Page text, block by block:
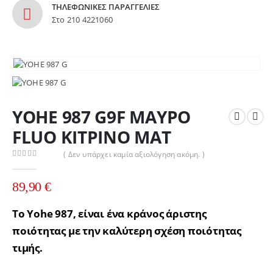
ΤΗΛΕΦΩΝΙΚΕΣ ΠΑΡΑΓΓΕΛΙΕΣ
Στο 210 4221060
YOHE 987 G9F ΜΑΥΡΟ
FLUO ΚΙΤΡΙΝΟ ΜΑΤ
( Δεν υπάρχει καμία αξιολόγηση ακόμη. )
89,90€
Το Yohe 987, είναι ένα κράνος άριστης
ποιότητας με την καλύτερη σχέση ποιότητας
τιμής.